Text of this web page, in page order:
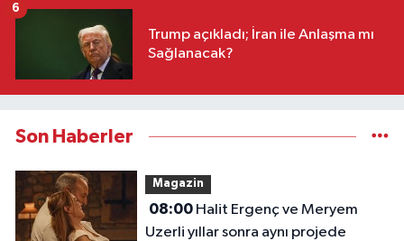
Trump açıkladı; İran ile Anlaşma mı
Sağlanacak?
6
Son Haberler
Magazin
08:00Halit Ergenç ve Meryem
Uzerli yıllar sonra aynı projede